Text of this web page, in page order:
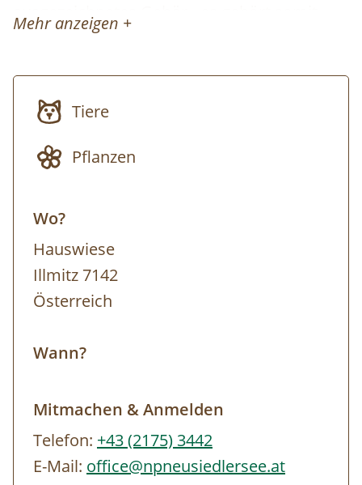
ausgezeichnetes Gehör - es gehört somit
eine große Portion Glück dazu, Bartmeisen,
diese Tour ein echtes Highlight und lässt
dich den Lebensraum Schilfgürtel mit
eigener Muskelkraft hautnah erleben – ein
bleibt. Treffpunkt der Tour ist beim
Nationalparkzentrum. Von hier aus wird
nach einer kurzen Einführung zur
Kanuanlegestelle gewechselt (eigener PKW
Regen, Gewitter und/oder starkem Wind ist
möglich. Die Entscheidung treffen die
eine Exkursion zu Fuß statt. Bitte beachte,
dass der Nationalpark keine Haftung für
Mehr anzeigen +
Tiere
Pflanzen
Wo?
Hauswiese
Illmitz 7142
Österreich
Wann?
Mitmachen & Anmelden
Telefon: +43 (2175) 3442
E-Mail: office@npneusiedlersee.at